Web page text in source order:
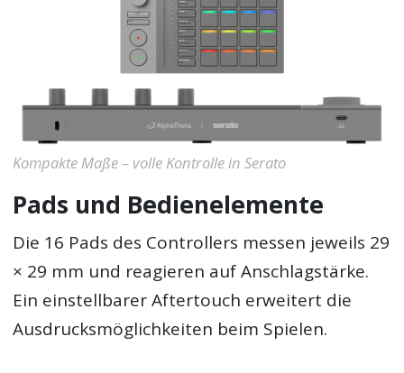
Kompakte Maße – volle Kontrolle in Serato
Pads und Bedienelemente
Die 16 Pads des Controllers messen jeweils 29
× 29 mm und reagieren auf Anschlagstärke.
Ein einstellbarer Aftertouch erweitert die
Ausdrucksmöglichkeiten beim Spielen.